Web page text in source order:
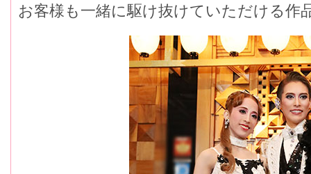
お客様も一緒に駆け抜けていただける作